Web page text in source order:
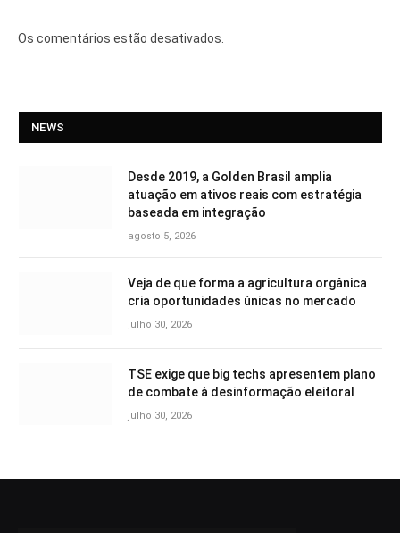
Os comentários estão desativados.
NEWS
Desde 2019, a Golden Brasil amplia
atuação em ativos reais com estratégia
baseada em integração
agosto 5, 2026
Veja de que forma a agricultura orgânica
cria oportunidades únicas no mercado
julho 30, 2026
TSE exige que big techs apresentem plano
de combate à desinformação eleitoral
julho 30, 2026